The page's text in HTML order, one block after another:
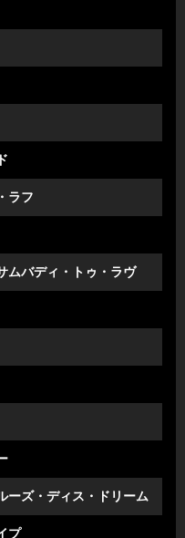
ラフ
ムバディ・トゥ・ラヴ
ーズ・ディス・ドリーム
プ